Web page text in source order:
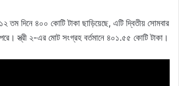
তম দিনে ৪০০ কোটি টাকা ছাড়িয়েছে, এটি দ্বিতীয় সোমবার
স্ত্রী ২-এর মোট সংগ্রহ বর্তমানে ৪০১.৫৫ কোটি টাকা।